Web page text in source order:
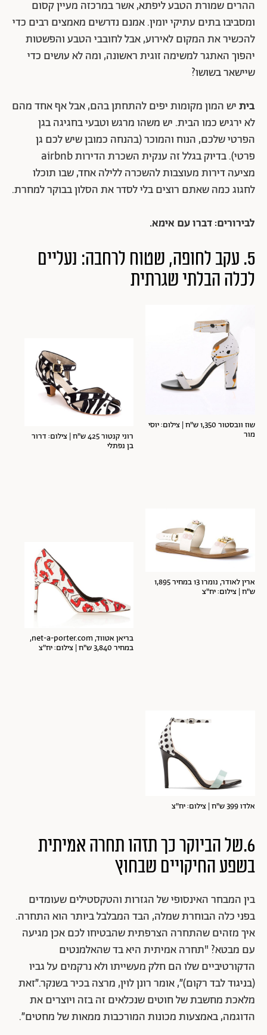
ההרים שמורת הטבע ליפתא, אשר במרכזה מעיין קסום
ומסביבו בתים עתיקי יומין. אמנם נדרשים מאמצים רבים כדי
להכשיר את המקום לאירוע, אבל לחובבי הטבע והפשטות
יהפוך האתגר למשימה זוגית ראשונה, ומה לא עושים כדי
שיישאר בשושו?
ביתיש המון מקומות יפים להתחתן בהם, אבל אף אחד מהם
לא ירגיש כמו הבית. יש משהו מרגש וטבעי בחגיגה בגן
הפרטי שלכם, הנוח והמוכר (בהנחה כמובן שיש לכם גן
פרטי). בדיוק בגלל זה ענקית השכרת הדירות airbnb
מציעה דירות מעוצבות להשכרה ללילה אחד, שבו תוכלו
לחגוג כמה שאתם רוצים בלי לסדר את הסלון בבוקר למחרת.
לבירורים: דברו עם אימא.
5. עקב לחופה, שטוח לרחבה: נעליים
לכלה הבלתי שגרתית
שוז וובסטור 1,350 ש"ח | צילום: יוסי
מור
רוני קנטור 425 ש"ח | צילום: דרור
בן נפתלי
ארין לאודר, נומרו 13 במחיר 1,895
ש"ח | צילום: יח"צ
בריאן אטווד, net-a-porter.com,
במחיר 3,840 ש"ח | צילום: יח"צ
אלדו 399 ש"ח | צילום: יח"צ
6.של הביוקר כך תזהו תחרה אמיתית
בשפע החיקויים שבחוץ
בין המבחר האינסופי של הגזרות והטקסטילים שעומדים
בפני כלה הבוחרת שמלה, הבד המבלבל ביותר הוא התחרה.
איך מזהים שהתחרה הצרפתית שהבטיחו לכם אכן מגיעה
עם מבטא? "תחרה אמיתית היא בד שהאלמנטים
הדקורטיביים שלו הם חלק מעשייתו ולא נרקמים על גביו
(בניגוד לבד רקום)״, אומר רונן לוין, מרצה בכיר בשנקר.״זאת
מלאכת מחשבת של חוטים שנכלאים זה בזה ויוצרים את
הדוגמה, באמצעות מכונות המורכבות ממאות של מחטים״.